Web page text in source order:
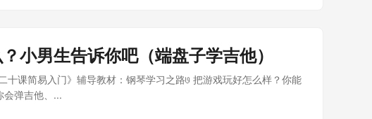
小男生告诉你吧（端盘子学吉他）
十课简易入门》辅导教材：钢琴学习之路𞓜 把游戏玩好怎么样？你能
会弹吉他、...